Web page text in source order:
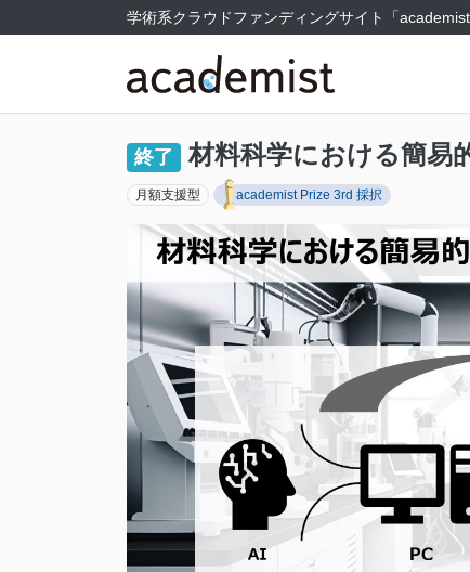
学術系クラウドファンディングサイト 「
終了 材料科学における簡易
月額支援型 academist Prize 3rd 採択